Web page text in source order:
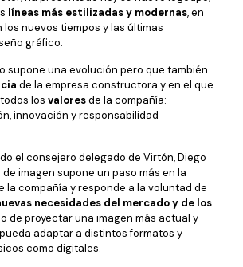
líneas más estilizadas y modernas, en
nuevos tiempos y las últimas
gráfico.
supone una evolución pero que también
de la empresa constructora y en el que
los valoresde la compañía:
innovación y responsabilidad
el consejero delegado de Virtón, Diego
imagen supone un paso más en la
la compañía y responde a la voluntad de
necesidades del mercado y de los
de proyectar una imagen más actual y
adaptar a distintos formatos y
como digitales.